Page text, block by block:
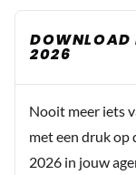
DOWNLOAD
2026
Nooit meer iets
met een druk op
2026 in jouw